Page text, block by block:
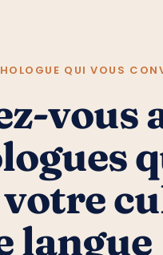
QUI VOUS
vous
langue